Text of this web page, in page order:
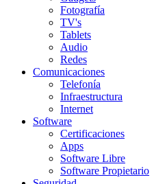
Fotografía
TV's
Tablets
Audio
Redes
Comunicaciones
Telefonía
Infraestructura
Internet
Software
Certificaciones
Apps
Software Libre
Software Propietario